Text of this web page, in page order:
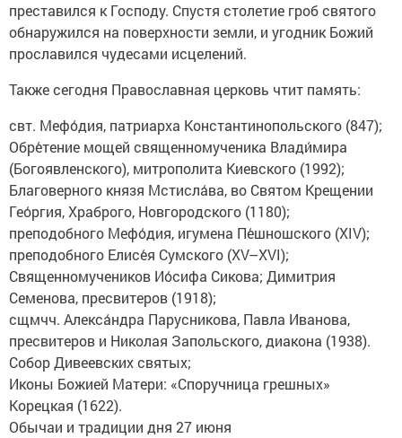
преставился к Господу. Спустя столетие гроб святого
обнаружился на поверхности земли, и угодник Божий
прославился чудесами исцелений.
Также сегодня Православная церковь чтит память:
свт. Мефо́дия, патриарха Константинопольского (847);
Обре́тение мощей священномученика Влади́мира
(Богоявленского), митрополита Киевского (1992);
Благоверного князя Мстисла́ва, во Святом Крещении
Гео́ргия, Храброго, Новгородского (1180);
преподобного Мефо́дия, игумена Пе́шношского (XIV);
преподобного Елисе́я Сумского (XV–XVI);
Священномучеников Ио́сифа Сикова; Димитрия
Семенова, пресвитеров (1918);
сщмчч. Алекса́ндра Парусникова, Павла Иванова,
пресвитеров и Николая Запольского, диакона (1938).
Собор Дивеевских святых;
Иконы Божией Матери: «Споручница грешных»
Корецкая (1622).
Обычаи и традиции дня 27 июня